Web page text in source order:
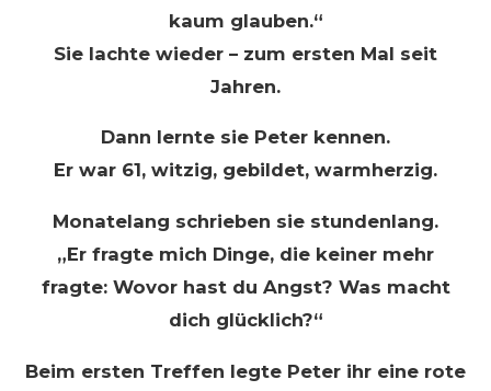
kaum glauben.“
Sie lachte wieder – zum ersten Mal seit
Jahren.
Dann lernte sie Peter kennen.
Er war 61, witzig, gebildet, warmherzig.
Monatelang schrieben sie stundenlang.
„Er fragte mich Dinge, die keiner mehr
fragte: Wovor hast du Angst? Was macht
dich glücklich?“
Beim ersten Treffen legte Peter ihr eine rote